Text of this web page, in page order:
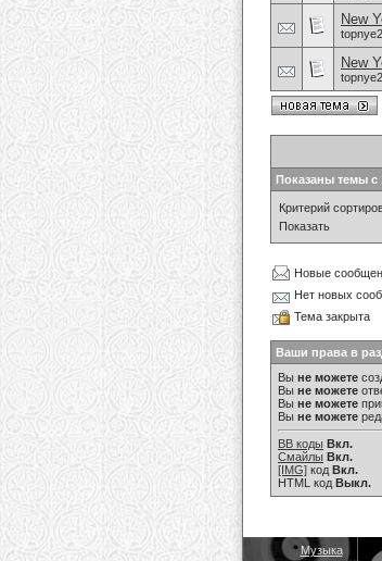
New
New
Показаны темы с
Критерий
Показать
Новые
Нет новых
Тема закрыта
Ваши права в
Вы не можете
Вы не можете
Вы не можете
Вы не можете
BB коды Вкл.
Смайлы Вкл.
[IMG] код Вкл.
HTML код Выкл.
Музыка